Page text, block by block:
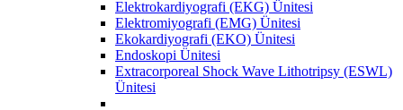
Elektrokardiyografi (EKG) Ünitesi
Elektromiyografi (EMG) Ünitesi
Ekokardiyografi (EKO) Ünitesi
Endoskopi Ünitesi
Extracorporeal Shock Wave Lithotripsy (ESWL)
Ünitesi